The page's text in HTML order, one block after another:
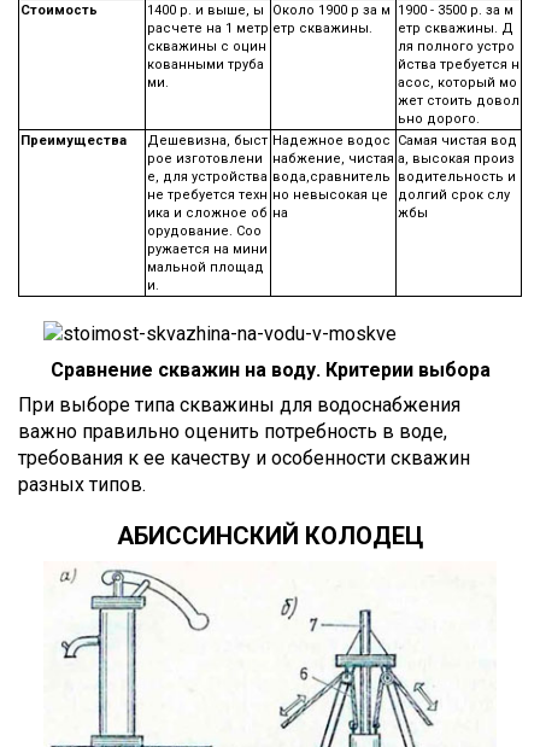
Стоимость
1400 р. и выше, ы
расчете на 1 метр
скважины с оцин
кованными труба
ми.
Около 1900 р за м
етр скважины.
1900 - 3500 р. за м
етр скважины. Д
ля полного устро
йства требуется н
асос, который мо
жет стоить довол
ьно дорого.
Преимущества
Дешевизна, быст
рое изготовлени
е, для устройства
не требуется техн
ика и сложное об
орудование. Соо
ружается на мини
мальной площад
и.
Надежное водос
набжение, чистая
вода,сравнитель
но невысокая це
на
Самая чистая вод
а, высокая произ
водительность и
долгий срок слу
жбы
Сравнение скважин на воду. Критерии выбора
При выборе типа скважины для водоснабжения
важно правильно оценить потребность в воде,
требования к ее качеству и особенности скважин
разных типов.
АБИССИНСКИЙ КОЛОДЕЦ